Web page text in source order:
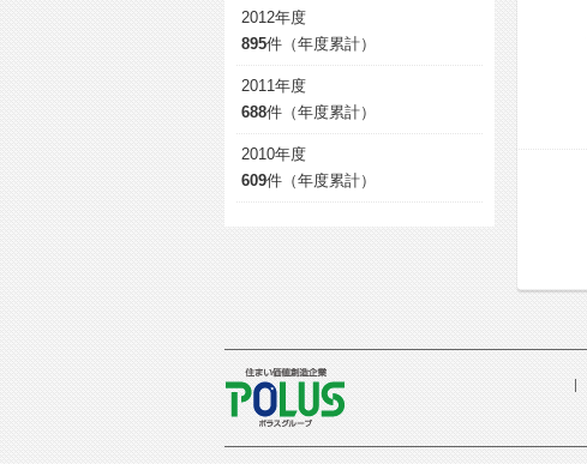
2012年度
895件（年度累計）
2011年度
688件（年度累計）
2010年度
609件（年度累計）